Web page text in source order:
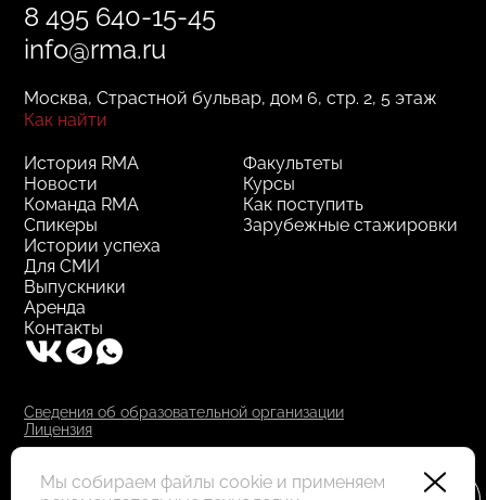
8 495 640-15-45
info@rma.ru
Москва, Страстной бульвар, дом 6, стр. 2, 5 этаж
Как найти
Факультеты
Курсы
Как поступить
Зарубежные стажировки
История RMA
Новости
Команда RMA
Спикеры
Истории успеха
Для СМИ
Выпускники
Аренда
Контакты
Сведения об образовательной организации
Лицензия
Все права защищены
Мы собираем файлы cookie и применяем